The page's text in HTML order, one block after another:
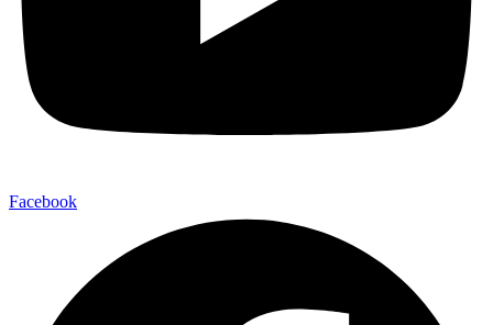
Facebook